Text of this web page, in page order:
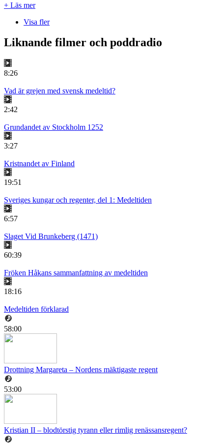
+ Läs mer
Visa fler
Liknande filmer och poddradio
8:26
Vad är grejen med svensk medeltid?
2:42
Grundandet av Stockholm 1252
3:27
Kristnandet av Finland
19:51
Sveriges kungar och regenter, del 1: Medeltiden
6:57
Slaget Vid Brunkeberg (1471)
60:39
Fröken Håkans sammanfattning av medeltiden
18:16
Medeltiden förklarad
58:00
Drottning Margareta – Nordens mäktigaste regent
53:00
Kristian II – blodtörstig tyrann eller rimlig renässansregent?